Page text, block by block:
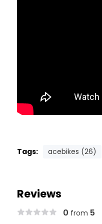
Tags: acebikes (26)
Reviews
0 from 5